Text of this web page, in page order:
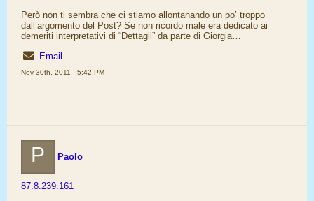
Però non ti sembra che ci stiamo allontanando un po’ troppo
dall’argomento del Post? Se non ricordo male era dedicato ai
demeriti interpretativi di “Dettagli” da parte di Giorgia…
Email
Nov 30th, 2011 - 5:42 PM
P Paolo
87.8.239.161